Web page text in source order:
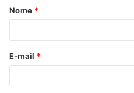
r
*
Nome *
E-mail *